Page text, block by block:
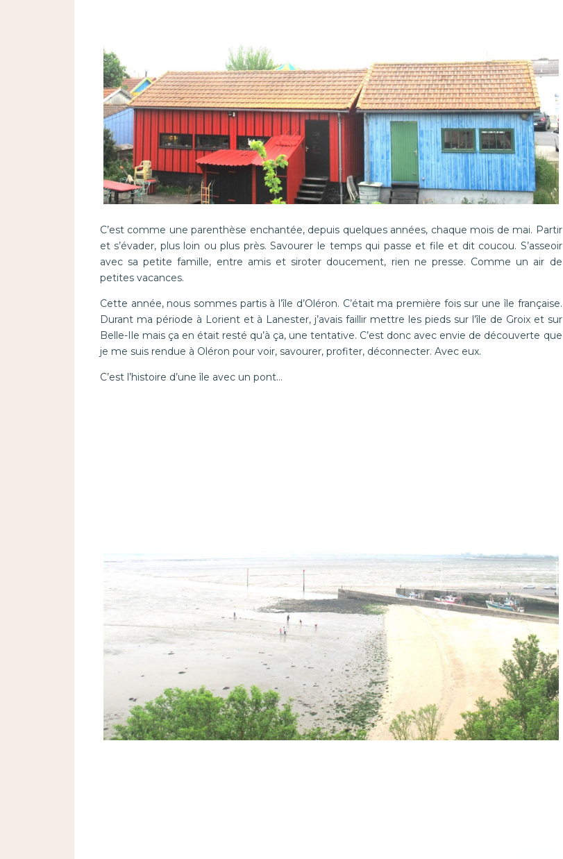
C’est comme une parenthèse enchantée, depuis quelques années, chaque mois de mai. Partir
et s’évader, plus loin ou plus près. Savourer le temps qui passe et file et dit coucou. S’asseoir
avec sa petite famille, entre amis et siroter doucement, rien ne presse. Comme un air de
petites vacances.
Cette année, nous sommes partis à l’île d’Oléron. C’était ma première fois sur une île française.
Durant ma période à Lorient et à Lanester, j’avais faillir mettre les pieds sur l’île de Groix et sur
Belle-Ile mais ça en était resté qu’à ça, une tentative. C’est donc avec envie de découverte que
je me suis rendue à Oléron pour voir, savourer, profiter, déconnecter. Avec eux.
C’est l’histoire d’une île avec un pont…